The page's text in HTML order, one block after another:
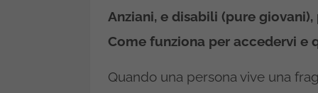
Anziani, e disabili (pure
Come funziona per accedervi e
Quando una persona vive una